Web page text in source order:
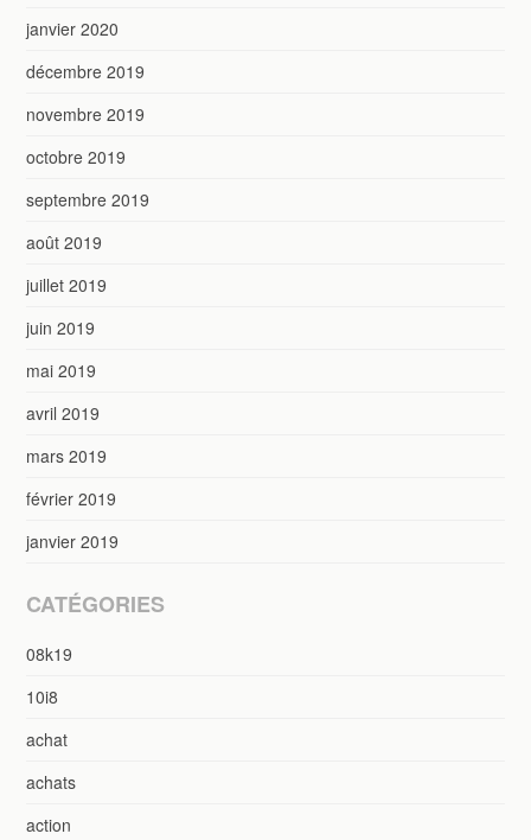
janvier 2020
décembre 2019
novembre 2019
octobre 2019
septembre 2019
août 2019
juillet 2019
juin 2019
mai 2019
avril 2019
mars 2019
février 2019
janvier 2019
CATÉGORIES
08k19
10i8
achat
achats
action